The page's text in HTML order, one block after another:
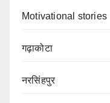
Motivational stories
गढ़ाकोटा
नरसिंहपुर